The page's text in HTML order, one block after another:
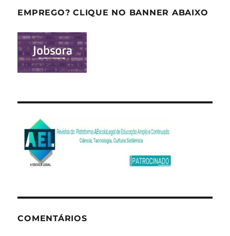
EMPREGO? CLIQUE NO BANNER ABAIXO
COMENTÁRIOS